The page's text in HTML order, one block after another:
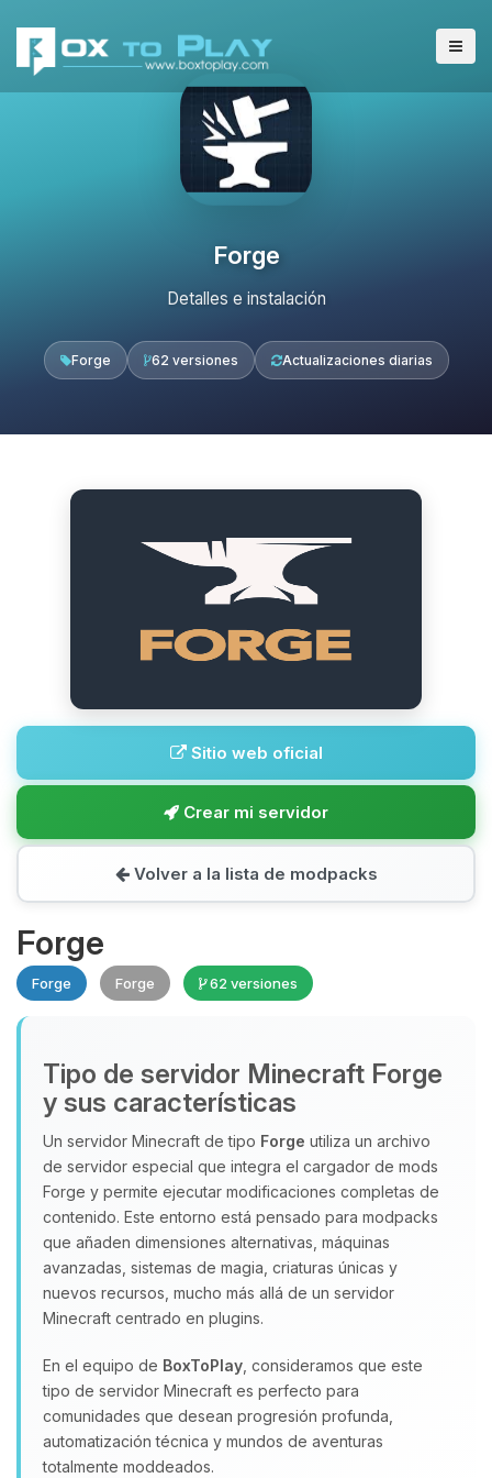
Forge
Detalles e instalación
Forge 62 versiones Actualizaciones diarias
Sitio web oficial
Crear mi servidor
Volver a la lista de modpacks
Forge
Forge Forge 62 versiones
Tipo de servidor Minecraft Forge
y sus características
Un servidor Minecraft de tipo Forge utiliza un archivo
de servidor especial que integra el cargador de mods
Forge y permite ejecutar modificaciones completas de
contenido. Este entorno está pensado para modpacks
que añaden dimensiones alternativas, máquinas
avanzadas, sistemas de magia, criaturas únicas y
nuevos recursos, mucho más allá de un servidor
Minecraft centrado en plugins.
En el equipo de BoxToPlay , consideramos que este
tipo de servidor Minecraft es perfecto para
comunidades que desean progresión profunda,
automatización técnica y mundos de aventuras
totalmente moddeados.
Yupi, por fin alguien con quien
hablar! Soy Choupy, tu pequeno
asistente de BoxToPlay. Cuentame
que necesitas y moveré mis
pequenos circuitos para ayudarte.
09/08/2026 16:55